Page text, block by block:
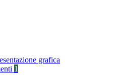
grafica
1